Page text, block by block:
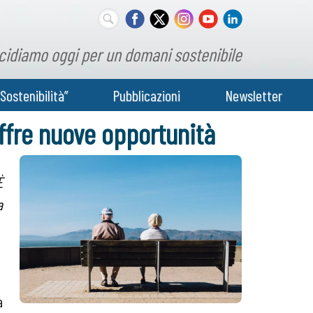
oggi per un domani sostenibile
Pubblicazioni Newsletter
nuove opportunità